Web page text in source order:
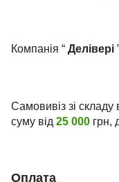
Компанія “ Делівері
Самовивіз зі
суму від 25 000 грн,
Оплата